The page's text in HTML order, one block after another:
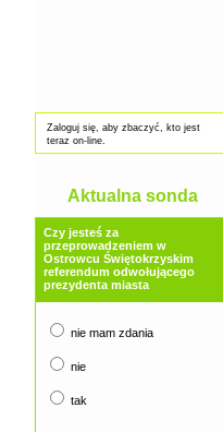
Zaloguj się, aby zbaczyć, kto jest
teraz on-line.
Aktualna sonda
Czy jesteś za
przeprowadzeniem w
Ostrowcu Świętokrzyskim
referendum odwołującego
prezydenta miasta
nie mam zdania
nie
tak